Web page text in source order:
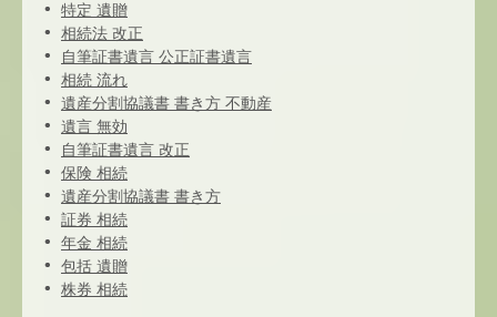
特定 遺贈
相続法 改正
自筆証書遺言 公正証書遺言
相続 流れ
遺産分割協議書 書き方 不動産
遺言 無効
自筆証書遺言 改正
保険 相続
遺産分割協議書 書き方
証券 相続
年金 相続
包括 遺贈
株券 相続